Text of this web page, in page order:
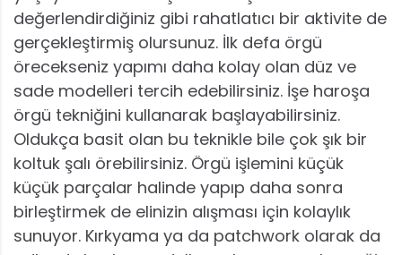
değerlendirdiğiniz gibi rahatlatıcı bir aktivite de
gerçekleştirmiş olursunuz. İlk defa örgü
örecekseniz yapımı daha kolay olan düz ve
sade modelleri tercih edebilirsiniz. İşe haroşa
örgü tekniğini kullanarak başlayabilirsiniz.
Oldukça basit olan bu teknikle bile çok şık bir
koltuk şalı örebilirsiniz. Örgü işlemini küçük
küçük parçalar halinde yapıp daha sonra
birleştirmek de elinizin alışması için kolaylık
sunuyor. Kırkyama ya da patchwork olarak da